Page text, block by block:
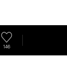
146